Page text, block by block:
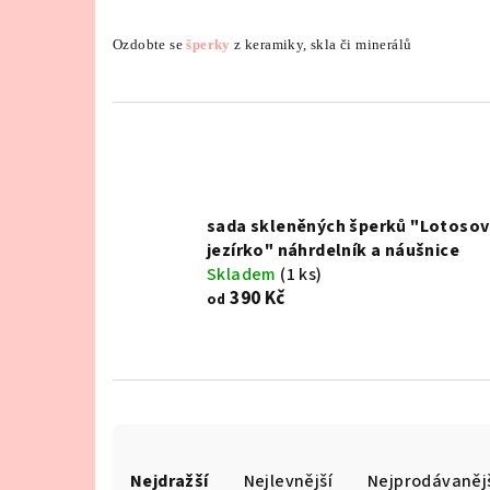
Ozdobte sešperky z keramiky, skla či minerálů
sada skleněných šperků
jezírko" náhrdelník a náušnice
Skladem (1 ks)
od 390 Kč
Nejdražší Nejlevnější